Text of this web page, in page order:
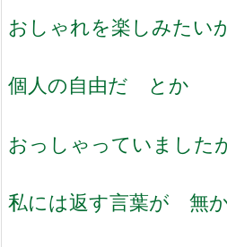
おしゃれを楽しみた
個人の自由だ とか
おっしゃっていました
私には返す言葉が 無か